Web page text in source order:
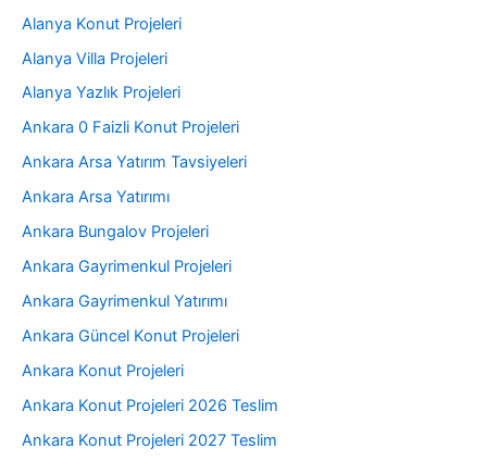
Alanya Konut Projeleri
Alanya Villa Projeleri
Alanya Yazlık Projeleri
Ankara 0 Faizli Konut Projeleri
Ankara Arsa Yatırım Tavsiyeleri
Ankara Arsa Yatırımı
Ankara Bungalov Projeleri
Ankara Gayrimenkul Projeleri
Ankara Gayrimenkul Yatırımı
Ankara Güncel Konut Projeleri
Ankara Konut Projeleri
Ankara Konut Projeleri 2026 Teslim
Ankara Konut Projeleri 2027 Teslim